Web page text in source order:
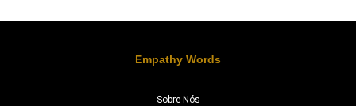
Empathy Words
Sobre Nós